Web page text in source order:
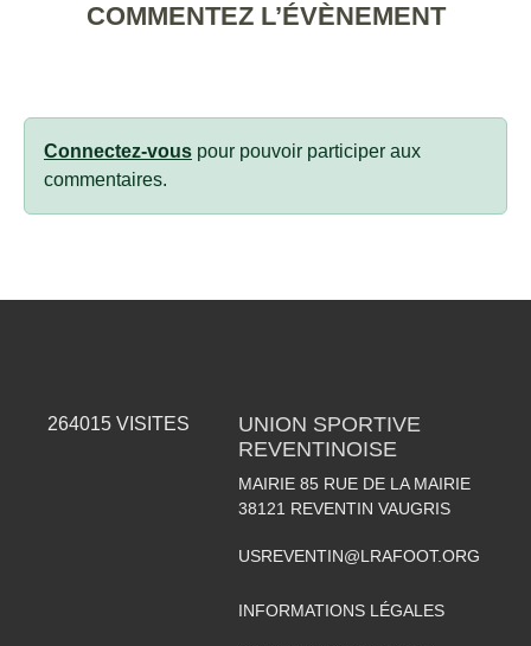
COMMENTEZ L’ÉVÈNEMENT
Connectez-vous pour pouvoir participer aux
commentaires.
264015 VISITES
UNION SPORTIVE
REVENTINOISE
MAIRIE 85 RUE DE LA MAIRIE
38121 REVENTIN VAUGRIS
USREVENTIN@LRAFOOT.ORG
INFORMATIONS LÉGALES